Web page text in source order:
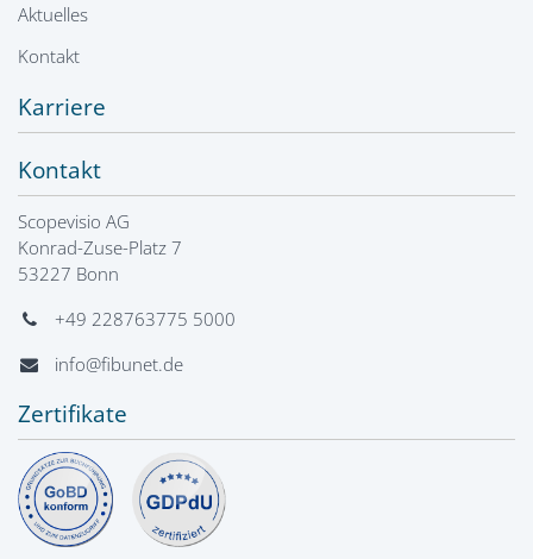
Aktuelles
Kontakt
Karriere
Kontakt
Scopevisio AG
Konrad-Zuse-Platz 7
53227 Bonn
+49 228763775 5000
info@fibunet.de
Zertifikate